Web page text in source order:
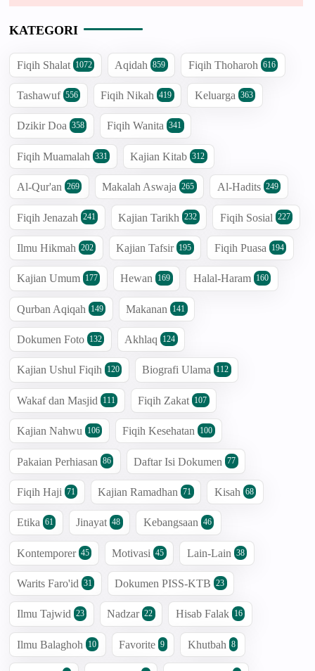
KATEGORI
Fiqih Shalat 1072 Aqidah 859 Fiqih Thoharoh 616
Tashawuf 556 Fiqih Nikah 419 Keluarga 363
Dzikir Doa 358 Fiqih Wanita 341
Fiqih Muamalah 331 Kajian Kitab 312
Al-Qur'an 269 Makalah Aswaja 265 Al-Hadits 249
Fiqih Jenazah 241 Kajian Tarikh 232 Fiqih Sosial 227
Ilmu Hikmah 202 Kajian Tafsir 195 Fiqih Puasa 194
Kajian Umum 177 Hewan 169 Halal-Haram 160
Qurban Aqiqah 149 Makanan 141
Dokumen Foto 132 Akhlaq 124
Kajian Ushul Fiqih 120 Biografi Ulama 112
Wakaf dan Masjid 111 Fiqih Zakat 107
Kajian Nahwu 106 Fiqih Kesehatan 100
Pakaian Perhiasan 86 Daftar Isi Dokumen 77
Fiqih Haji 71 Kajian Ramadhan 71 Kisah 68
Etika 61 Jinayat 48 Kebangsaan 46
Kontemporer 45 Motivasi 45 Lain-Lain 38
Warits Faro'id 31 Dokumen PISS-KTB 23
Ilmu Tajwid 23 Nadzar 22 Hisab Falak 16
Ilmu Balaghoh 10 Favorite 9 Khutbah 8